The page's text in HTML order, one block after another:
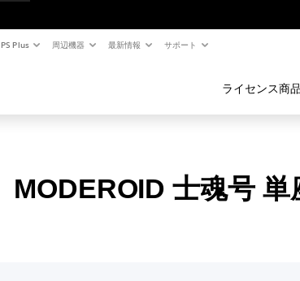
PS Plus 周辺機器 最新情報 サポート
ライセンス商品
MODEROID 士魂号 単